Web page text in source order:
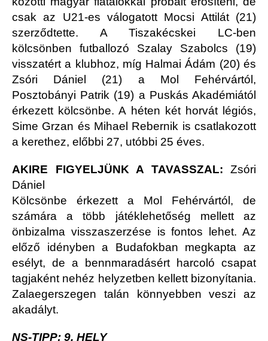
csak az U21-es válogatott Mocsi Attilát (21)
szerződtette. A Tiszakécskei LC-ben
kölcsönben futballozó Szalay Szabolcs (19)
visszatért a klubhoz, míg Halmai Ádám (20) és
Zsóri Dániel (21) a Mol Fehérvártól,
Posztobányi Patrik (19) a Puskás Akadémiától
érkezett kölcsönbe. A héten két horvát légiós,
Sime Grzan és Mihael Rebernik is csatlakozott
a kerethez, előbbi 27, utóbbi 25 éves.
AKIRE FIGYELJÜNK A TAVASSZAL: Zsóri
Dániel
Kölcsönbe érkezett a Mol Fehérvártól, de
számára a több játéklehetőség mellett az
önbizalma visszaszerzése is fontos lehet. Az
előző idényben a Budafokban megkapta az
esélyt, de a bennmaradásért harcoló csapat
tagjaként nehéz helyzetben kellett bizonyítania.
Zalaegerszegen talán könnyebben veszi az
akadályt.
NS-TIPP: 9. HELY